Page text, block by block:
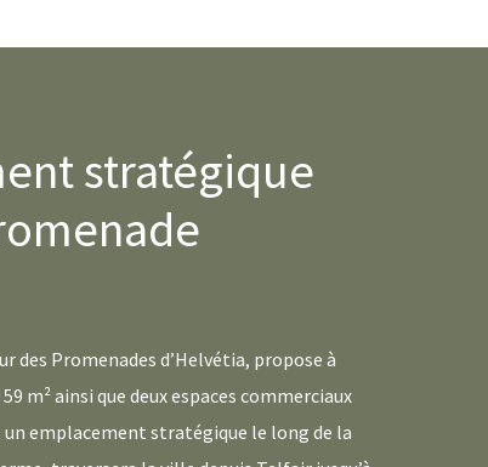
stratégique
des Promenades d’Helvétia, propose à
m² ainsi que deux espaces commerciaux
un emplacement stratégique le long de la